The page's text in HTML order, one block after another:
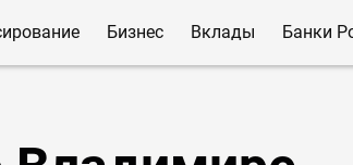
Бизнес Вклады Банки